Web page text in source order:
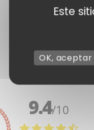
Este
OK,